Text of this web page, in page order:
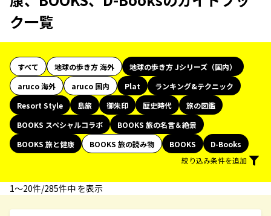
ク一覧
すべて 地球の歩き方 海外
地球の歩き方 Jシリーズ（国内）
aruco 海外
aruco 国内 Plat
ランキング&テクニック
Resort Style
島旅 御朱印 歴史時代
旅の図鑑
BOOKS スペシャルコラボ
BOOKS 旅の名言＆絶景
BOOKS 旅と健康
BOOKS 旅の読み物 BOOKS
D-Books
絞り込み条件を追加
1〜20件/285件中 を表示